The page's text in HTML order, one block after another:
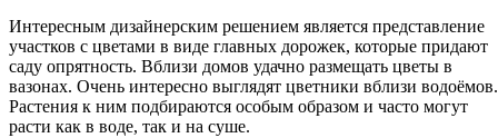
Интересным дизайнерским решением является представление
участков с цветами в виде главных дорожек, которые придают
саду опрятность. Вблизи домов удачно размещать цветы в
вазонах. Очень интересно выглядят цветники вблизи водоёмов.
Растения к ним подбираются особым образом и часто могут
расти как в воде, так и на суше.